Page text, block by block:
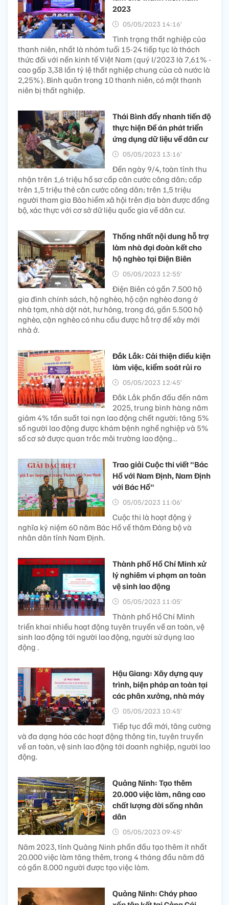
2023
05/05/2023 14:16’
Tình trạng thất nghiệp của
thanh niên, nhất là nhóm tuổi 15-24 tiếp tục là thách
thức đối với nền kinh tế Việt Nam (quý I/2023 là 7,61% -
cao gấp 3,38 lần tỷ lệ thất nghiệp chung của cả nước là
2,25%). Bình quân trong 10 thanh niên, có một thanh
niên bị thất nghiệp.
Thái Bình đẩy nhanh tiến độ
thực hiện Đề án phát triển
ứng dụng dữ liệu về dân cư
05/05/2023 13:16’
Đến ngày 9/4, toàn tỉnh thu
nhận trên 1,6 triệu hồ sơ cấp căn cước công dân; cấp
trên 1,5 triệu thẻ căn cước công dân; trên 1,5 triệu
người tham gia Bảo hiểm xã hội trên địa bàn được đồng
bộ, xác thực với cơ sở dữ liệu quốc gia về dân cư.
Thống nhất nội dung hỗ trợ
làm nhà đại đoàn kết cho
hộ nghèo tại Điện Biên
05/05/2023 12:55’
Điện Biên có gần 7.500 hộ
gia đình chính sách, hộ nghèo, hộ cận nghèo đang ở
nhà tạm, nhà dột nát, hư hỏng, trong đó, gần 5.500 hộ
nghèo, cận nghèo có nhu cầu được hỗ trợ để xây mới
nhà ở.
Đắk Lắk: Cải thiện điều kiện
làm việc, kiểm soát rủi ro
05/05/2023 12:45’
Đắk Lắk phấn đấu đến năm
2025, trung bình hàng năm
giảm 4% tần suất tai nạn lao động chết người; tăng 5%
số người lao động được khám bệnh nghề nghiệp và 5%
số cơ sở được quan trắc môi trường lao động…
Trao giải Cuộc thi viết "Bác
Hồ với Nam Định, Nam Định
với Bác Hồ"
05/05/2023 11:06’
Cuộc thi là hoạt động ý
nghĩa kỷ niệm 60 năm Bác Hồ về thăm Đảng bộ và
nhân dân tỉnh Nam Định.
Thành phố Hồ Chí Minh xử
lý nghiêm vi phạm an toàn
vệ sinh lao động
05/05/2023 11:05’
Thành phố Hồ Chí Minh
triển khai nhiều hoạt động tuyên truyền về an toàn, vệ
sinh lao động tới người lao động, người sử dụng lao
động .
Hậu Giang: Xây dựng quy
trình, biện pháp an toàn tại
các phân xưởng, nhà máy
05/05/2023 10:45’
Tiếp tục đổi mới, tăng cường
và đa dạng hóa các hoạt động thông tin, tuyên truyền
về an toàn, vệ sinh lao động tới doanh nghiệp, người lao
động.
Quảng Ninh: Tạo thêm
20.000 việc làm, nâng cao
chất lượng đời sống nhân
dân
05/05/2023 09:45’
Năm 2023, tỉnh Quảng Ninh phấn đấu tạo thêm ít nhất
20.000 việc làm tăng thêm, trong 4 tháng đầu năm đã
có gần 8.000 người được tạo việc làm.
Quảng Ninh: Cháy phao